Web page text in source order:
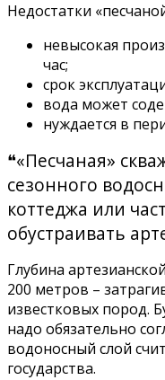
Недостатки
невысокая
час;
срок
вода может
нуждается в
❝«Песчаная»
сезонного
коттеджа или
обустраивать
Глубина
200 метров –
известковых пород.
надо обязательно
водоносный слой
государства.